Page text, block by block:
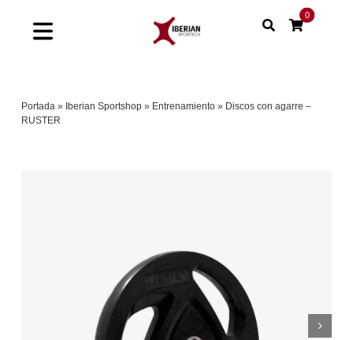
Toggle
0
Portada » Iberian Sportshop » Entrenamiento » Discos con agarre –
RUSTER